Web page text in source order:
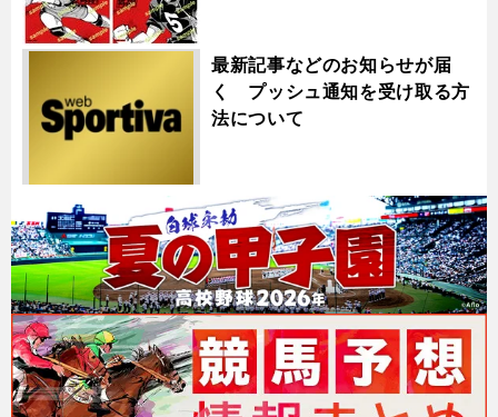
最新記事などのお知らせが届
く プッシュ通知を受け取る方
法について